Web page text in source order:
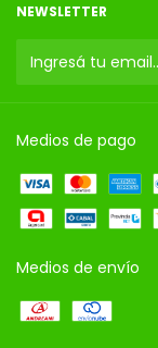
NEWSLETTER
Medios de pago
Medios de envío